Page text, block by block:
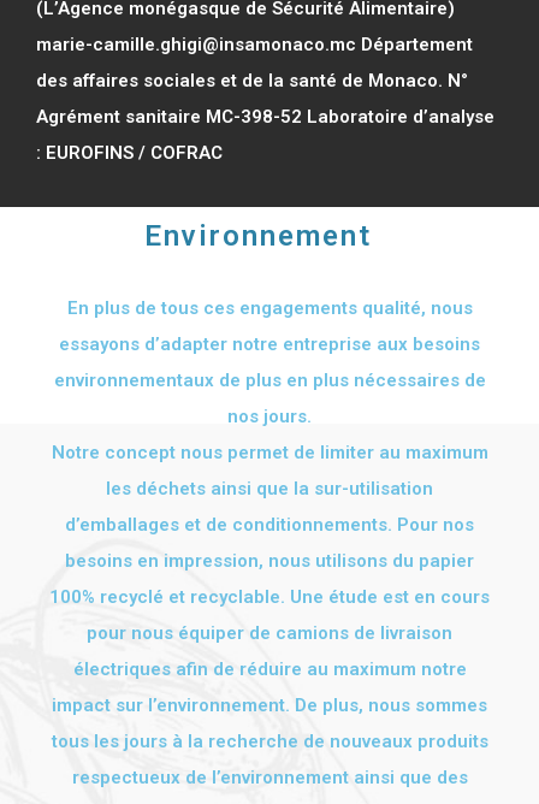
(L’Agence monégasque de Sécurité Alimentaire)
marie-camille.ghigi@insamonaco.mc Département
des affaires sociales et de la santé de Monaco. N°
Agrément sanitaire MC-398-52 Laboratoire d’analyse
: EUROFINS / COFRAC
Environnement
En plus de tous ces engagements qualité, nous
essayons d’adapter notre entreprise aux besoins
environnementaux de plus en plus nécessaires de
nos jours.
Notre concept nous permet de limiter au maximum
les déchets ainsi que la sur-utilisation
d’emballages et de conditionnements. Pour nos
besoins en impression, nous utilisons du papier
100% recyclé et recyclable. Une étude est en cours
pour nous équiper de camions de livraison
électriques afin de réduire au maximum notre
impact sur l’environnement. De plus, nous sommes
tous les jours à la recherche de nouveaux produits
respectueux de l’environnement ainsi que des